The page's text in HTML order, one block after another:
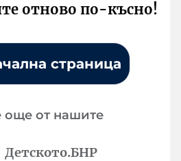
отново по-късно!
страница
още от нашите
Детското.БНР